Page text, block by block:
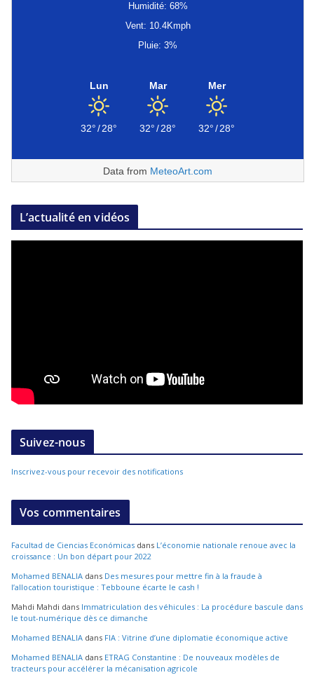
Humidité: 68%
Vent: 10.4Kmph
Pluie: 3%
Lun
32°/28°
Mar
32°/28°
Mer
32°/28°
Data from MeteoArt.com
L’actualité en vidéos
Suivez-nous
Inscrivez-vous pour recevoir des notifications
Vos commentaires
Facultad de Ciencias Económicas dans L’économie nationale renoue avec la
croissance : Un bon départ pour 2022
Mohamed BENALIA dans Des mesures pour mettre fin à la fraude à
l’allocation touristique : Tebboune écarte le cash !
Mahdi Mahdi dans Immatriculation des véhicules : La procédure bascule dans
le tout-numérique dès ce dimanche
Mohamed BENALIA dans FIA : Vitrine d’une diplomatie économique active
Mohamed BENALIA dans ETRAG Constantine : De nouveaux modèles de
tracteurs pour accélérer la mécanisation agricole